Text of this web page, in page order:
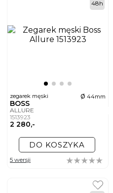
zegarek męski ø 44mm
BOSS
ALLURE
1513923
2 280,-
48h
DO KOSZYKA
5 wersji